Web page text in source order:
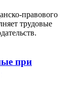
правового
трудовые
при